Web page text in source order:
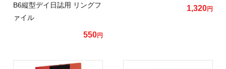
B6縦型デイ日誌用 リングフ
ァイル
550円
1,320円